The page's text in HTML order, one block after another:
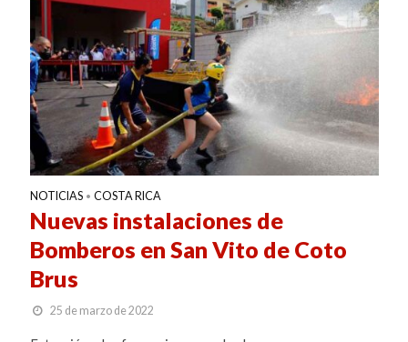
NOTICIAS • COSTA RICA
Nuevas instalaciones de
Bomberos en San Vito de Coto
Brus
25 de marzo de 2022